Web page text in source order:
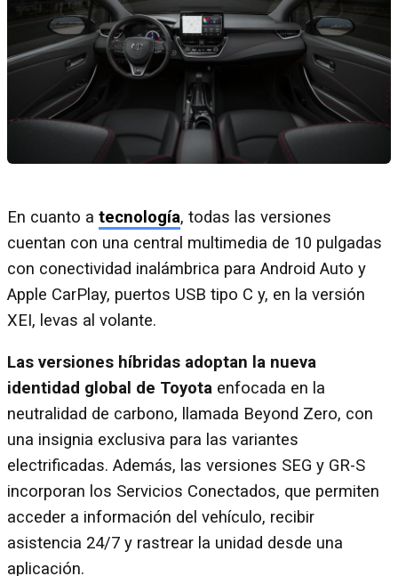
En cuanto a tecnología, todas las versiones
cuentan con una central multimedia de 10 pulgadas
con conectividad inalámbrica para Android Auto y
Apple CarPlay, puertos USB tipo C y, en la versión
XEI, levas al volante.
Las versiones híbridas adoptan la nueva
identidad global de Toyota enfocada en la
neutralidad de carbono, llamada Beyond Zero, con
una insignia exclusiva para las variantes
electrificadas. Además, las versiones SEG y GR-S
incorporan los Servicios Conectados, que permiten
acceder a información del vehículo, recibir
asistencia 24/7 y rastrear la unidad desde una
aplicación.